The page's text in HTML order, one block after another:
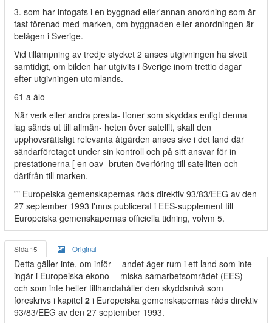
3. som har infogats i en byggnad eller'annan anordning som är
fast förenad med marken, om byggnaden eller anordningen är
belägen i Sverige.
Vid tillämpning av tredje stycket 2 anses utgivningen ha skett
samtidigt, om bilden har utgivits i Sverige inom trettio dagar
efter utgivningen utomlands.
61 a ålo
När verk eller andra presta- tioner som skyddas enligt denna
lag sänds ut till allmän- heten över satellit, skall den
upphovsrättsligt relevanta åtgärden anses ske i det land där
sändarföretaget under sin kontroll och på sitt ansvar för in
prestationerna [ en oav- bruten överföring till satelliten och
därifrån till marken.
”" Europeiska gemenskapernas råds direktiv 93/83/EEG av den
27 september 1993 l'mns publicerat i EES-supplement till
Europeiska gemenskapernas officiella tidning, volvm 5.
Sida 15 Original
Detta gäller inte, om inför— andet äger rum i ett land som inte
ingår i Europeiska ekono— miska samarbetsområdet (EES)
och som inte heller tillhandahåller den skyddsnivå som
föreskrivs i kapitel 2 i Europeiska gemenskapernas råds direktiv
93/83/EEG av den 27 september 1993.